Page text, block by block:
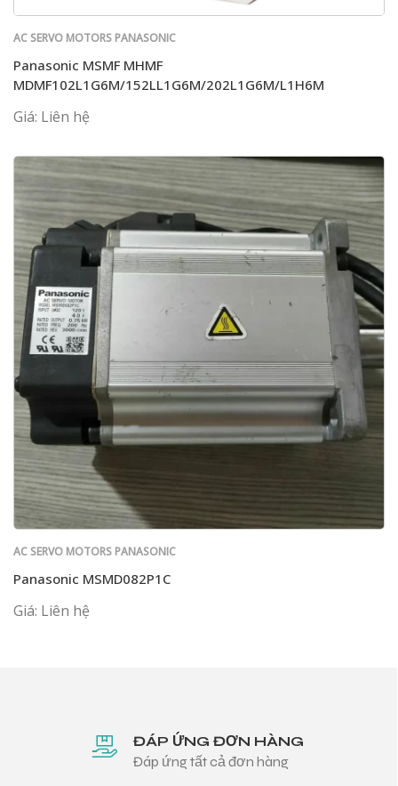
AC SERVO MOTORS PANASONIC
Panasonic MSMF MHMF
MDMF102L1G6M/152LL1G6M/202L1G6M/L1H6M
Giá: Liên hệ
AC SERVO MOTORS PANASONIC
Panasonic MSMD082P1C
Giá: Liên hệ
ĐÁP ỨNG ĐƠN HÀNG
Đáp ứng tất cả đơn hàng